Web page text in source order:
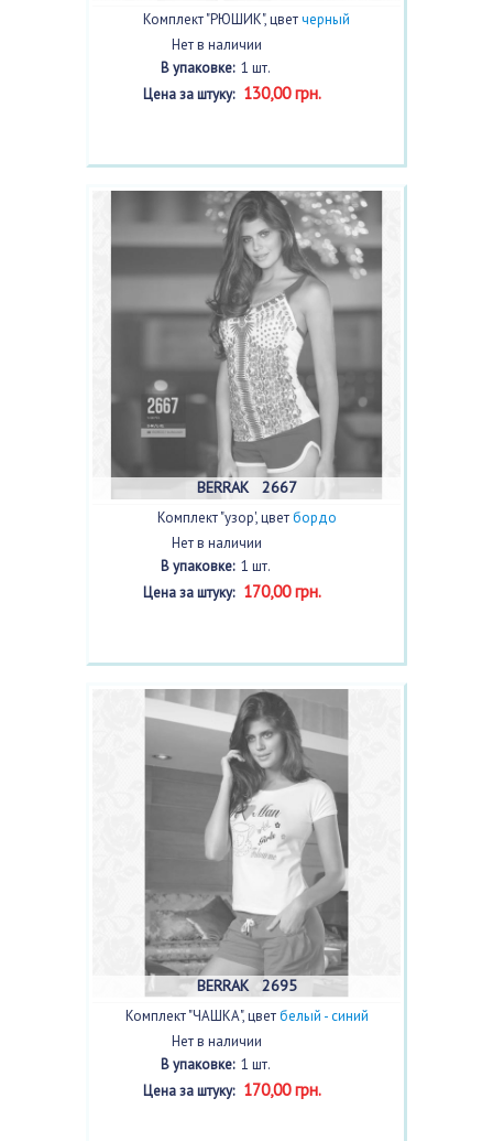
Комплект "РЮШИК", цветчерный
Нет в наличии
В упаковке:1 шт.
Цена за штуку:130,00 грн.
BERRAK 2667
Комплект "узор', цветбордо
Нет в наличии
В упаковке:1 шт.
Цена за штуку:170,00 грн.
BERRAK 2695
Комплект "ЧАШКА", цветбелый - синий
Нет в наличии
В упаковке:1 шт.
Цена за штуку:170,00 грн.